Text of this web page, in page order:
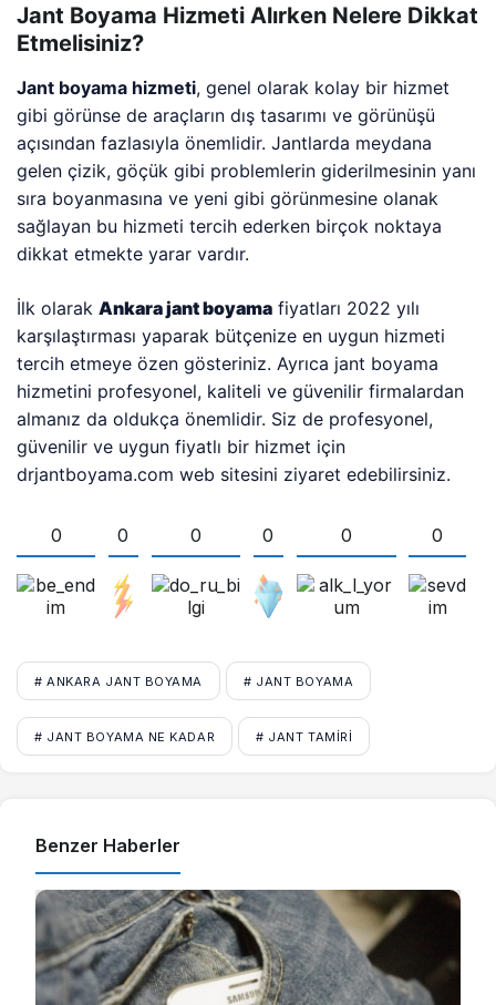
Jant Boyama Hizmeti Alırken Nelere Dikkat
Etmelisiniz?
Jant boyama hizmeti, genel olarak kolay bir hizmet
gibi görünse de araçların dış tasarımı ve görünüşü
açısından fazlasıyla önemlidir. Jantlarda meydana
gelen çizik, göçük gibi problemlerin giderilmesinin yanı
sıra boyanmasına ve yeni gibi görünmesine olanak
sağlayan bu hizmeti tercih ederken birçok noktaya
dikkat etmekte yarar vardır.
İlk olarakAnkara jant boyama fiyatları 2022 yılı
karşılaştırması yaparak bütçenize en uygun hizmeti
tercih etmeye özen gösteriniz. Ayrıca jant boyama
hizmetini profesyonel, kaliteli ve güvenilir firmalardan
almanız da oldukça önemlidir. Siz de profesyonel,
güvenilir ve uygun fiyatlı bir hizmet için
drjantboyama.com web sitesini ziyaret edebilirsiniz.
0 0 0 0 0 0
# ANKARA JANT BOYAMA # JANT BOYAMA
# JANT BOYAMA NE KADAR # JANT TAMIRI
Benzer Haberler